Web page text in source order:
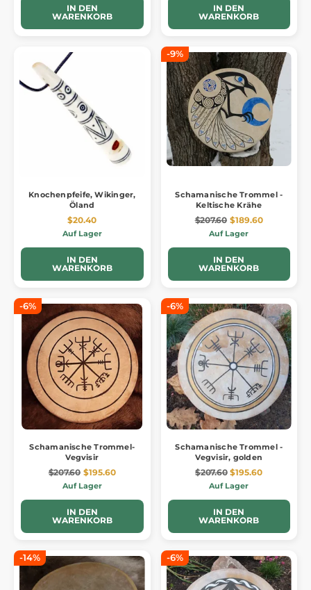
IN DEN
WARENKORB
IN DEN
WARENKORB
Knochenpfeife, Wikinger,
Öland
$20.40
Auf Lager
IN DEN
WARENKORB
-9%
Schamanische Trommel -
Keltische Krähe
$207.60 $189.60
Auf Lager
IN DEN
WARENKORB
-6%
Schamanische Trommel-
Vegvisir
$207.60 $195.60
Auf Lager
IN DEN
WARENKORB
-6%
Schamanische Trommel -
Vegvisir, golden
$207.60 $195.60
Auf Lager
IN DEN
WARENKORB
-14% -6%